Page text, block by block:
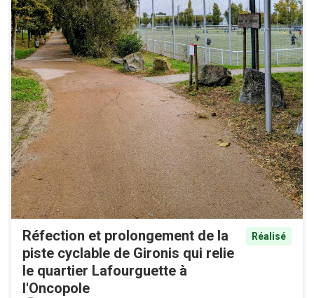
Réfection et prolongement de la
piste cyclable de Gironis qui relie
le quartier Lafourguette à
l'Oncopole
Réalisé